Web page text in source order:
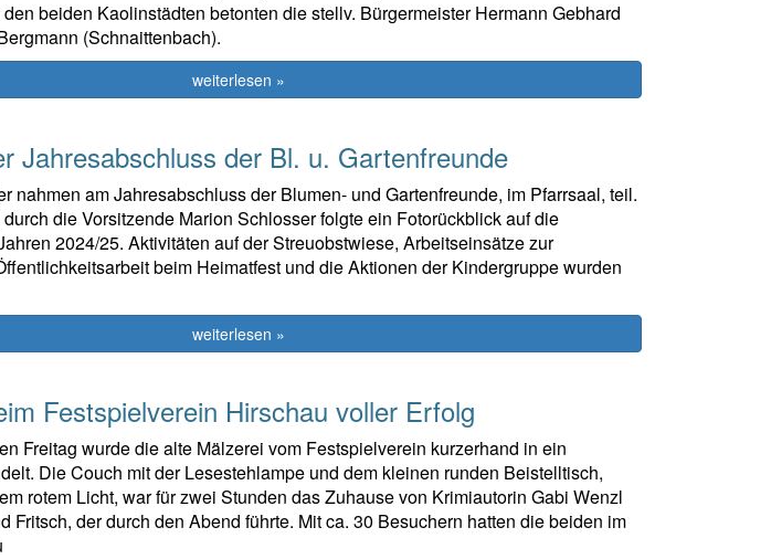
beiden Kaolinstädten betonten die stellv. Bürgermeister Hermann Gebhard
(Schnaittenbach).
weiterlesen »
Jahresabschluss der Bl. u. Gartenfreunde
nahmen am Jahresabschluss der Blumen- und Gartenfreunde, im Pfarrsaal, teil.
die Vorsitzende Marion Schlosser folgte ein Fotorückblick auf die
2024/25. Aktivitäten auf der Streuobstwiese, Arbeitseinsätze zur
beim Heimatfest und die Aktionen der Kindergruppe wurden
weiterlesen »
Festspielverein Hirschau voller Erfolg
Freitag wurde die alte Mälzerei vom Festspielverein kurzerhand in ein
Die Couch mit der Lesestehlampe und dem kleinen runden Beistelltisch,
rotem Licht, war für zwei Stunden das Zuhause von Krimiautorin Gabi Wenzl
Fritsch, der durch den Abend führte. Mit ca. 30 Besuchern hatten die beiden im